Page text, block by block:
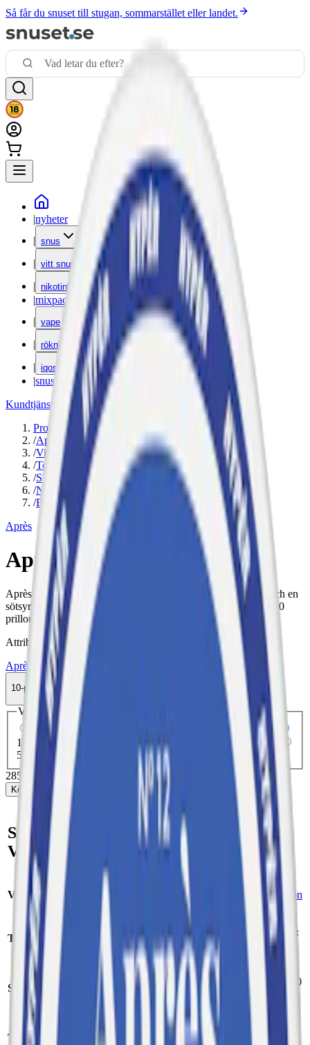
Så får du snuset till stugan, sommarstället eller landet.
|nyheter
| snus
| vitt snus
| nikotinfritt
|mixpack
| vape
| rökning
| iqos
|snuskuriren
Kundtjänst
Varumärken
Produkter
/Après
/Vitt snus
/Torr Portion
/Slim
/Normal
/Bär
Après
Après No.7 Very Berry
Après No.7 Very Berry Slim är ett vitt snus med mild styrka och en
sötsyrlig smak av hallon och bär. Diskret prilla, låg rinnighet, 20
prillor per dosa.
Attribut
Après
Bär Normal Slim
10-pack
285,50 kr
Köp
Välj antal dosor
1-pack
33,50 kr 142,50 kr28,50 kr /st
10-pack 285,50 kr /st 30-pack 850,50 kr28,35 kr /st
50-pack
1 402,50 kr 28,05 kr/st
285,50 kr
/ 10-pack
Köp
Snabb fakta om Après No.7
Very Berry Milt Vitt Snus
Varumärke: Smak: bär/hallon
Tillverkare: Après Nicotine AB
Format/storlek:
Styrka: milt vitt snus
Antal prillor:
20
Torrhet: